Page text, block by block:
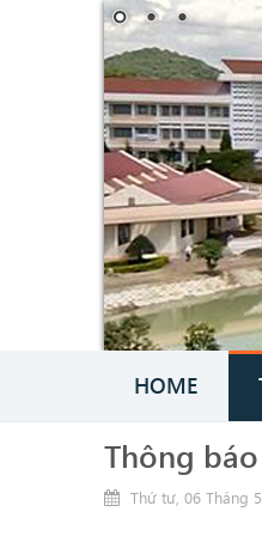
HOME
Thông
Thứ tư, 06 Tháng